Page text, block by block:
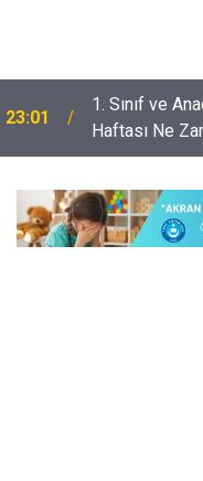
22:32
Öğretmenleri
Kurtaracak